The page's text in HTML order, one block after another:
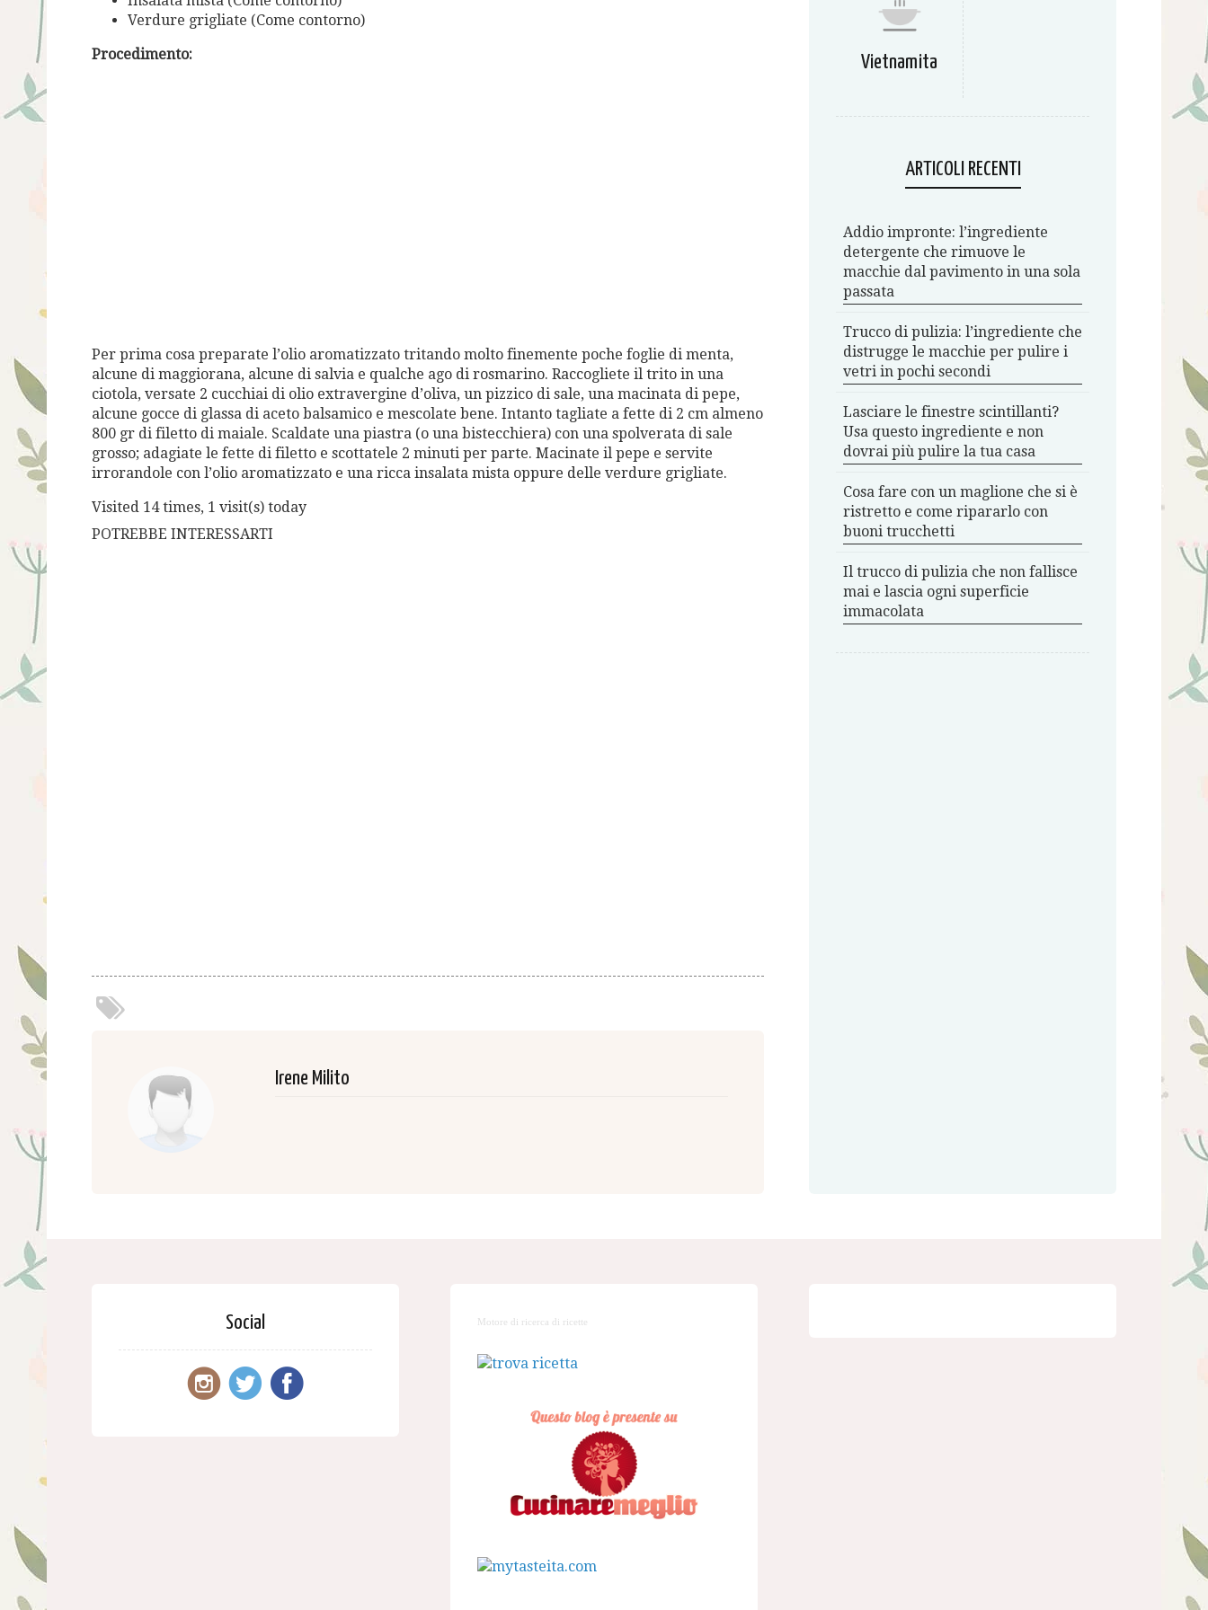
Verdure grigliate (Come contorno)
Procedimento:
Per prima cosa preparate l’olio aromatizzato tritando molto finemente poche foglie di menta,
alcune di maggiorana, alcune di salvia e qualche ago di rosmarino. Raccogliete il trito in una
ciotola, versate 2 cucchiai di olio extravergine d’oliva, un pizzico di sale, una macinata di pepe,
alcune gocce di glassa di aceto balsamico e mescolate bene. Intanto tagliate a fette di 2 cm almeno
800 gr di filetto di maiale. Scaldate una piastra (o una bistecchiera) con una spolverata di sale
grosso; adagiate le fette di filetto e scottatele 2 minuti per parte. Macinate il pepe e servite
irrorandole con l’olio aromatizzato e una ricca insalata mista oppure delle verdure grigliate.
Visited 14 times, 1 visit(s) today
POTREBBE INTERESSARTI
Irene Milito
Vietnamita
ARTICOLI RECENTI
Addio impronte: l’ingrediente
detergente che rimuove le
macchie dal pavimento in una sola
passata
Trucco di pulizia: l’ingrediente che
distrugge le macchie per pulire i
vetri in pochi secondi
Lasciare le finestre scintillanti?
Usa questo ingrediente e non
dovrai più pulire la tua casa
Cosa fare con un maglione che si è
ristretto e come ripararlo con
buoni trucchetti
Il trucco di pulizia che non fallisce
mai e lascia ogni superficie
immacolata
Social Motore di ricerca di ricette